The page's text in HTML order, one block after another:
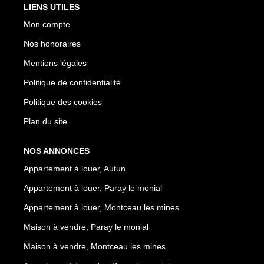
LIENS UTILES
Mon compte
Nos honoraires
Mentions légales
Politique de confidentialité
Politique des cookies
Plan du site
NOS ANNONCES
Appartement à louer, Autun
Appartement à louer, Paray le monial
Appartement à louer, Montceau les mines
Maison à vendre, Paray le monial
Maison à vendre, Montceau les mines